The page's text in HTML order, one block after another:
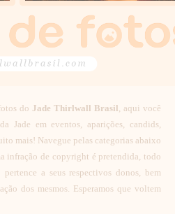
do Jade Thirlwall Brasil, aqui você
Jade em eventos, aparições, candids,
mais! Navegue pelas categorias abaixo
infração de copyright é pretendida, todo
a seus respectivos donos, bem
dos mesmos. Esperamos que voltem